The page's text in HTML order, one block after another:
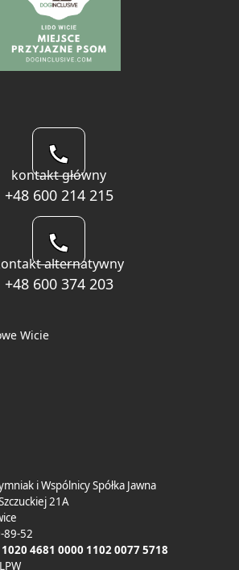
kontakt główny
+48 600 214 215
alternatywny
+48 600 374 203
Wicie
i Wspólnicy Spółka Jawna
21A
89-52
4681 0000 1102 0077 5718